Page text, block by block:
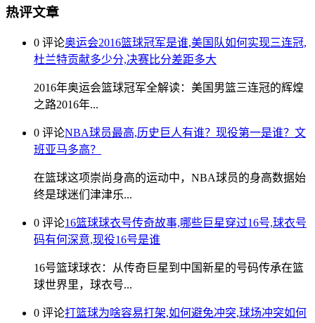
热评文章
0 评论奥运会2016篮球冠军是谁,美国队如何实现三连冠,
杜兰特贡献多少分,决赛比分差距多大
2016年奥运会篮球冠军全解读：美国男篮三连冠的辉煌
之路2016年...
0 评论NBA球员最高,历史巨人有谁？现役第一是谁？文
班亚马多高？
在篮球这项崇尚身高的运动中，NBA球员的身高数据始
终是球迷们津津乐...
0 评论16篮球球衣号传奇故事,哪些巨星穿过16号,球衣号
码有何深意,现役16号是谁
16号篮球球衣：从传奇巨星到中国新星的号码传承在篮
球世界里，球衣号...
0 评论打篮球为啥容易打架,如何避免冲突,球场冲突如何